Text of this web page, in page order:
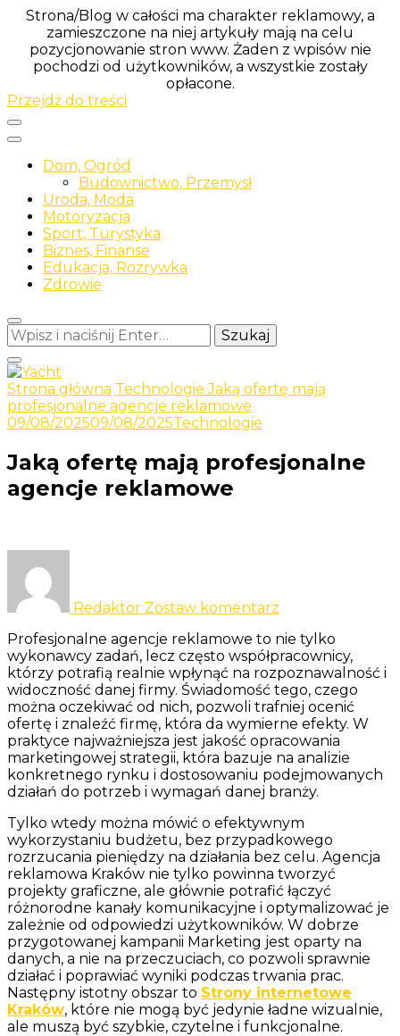
Strona/Blog w całości ma charakter reklamowy, a
zamieszczone na niej artykuły mają na celu
pozycjonowanie stron www. Żaden z wpisów nie
pochodzi od użytkowników, a wszystkie zostały
opłacone.
Przejdź do treści
Dom, Ogród
Budownictwo, Przemysł
Uroda, Moda
Motoryzacja
Sport, Turystyka
Biznes, Finanse
Edukacja, Rozrywka
Zdrowie
Szukasz
czegoś?
Yacht
Odkrywaj nowe i ciekawe informacje
Strona główna TechnologieJaką ofertę mają
profesjonalne agencje reklamowe
09/08/202509/08/2025Technologie
Jaką ofertę mają profesjonalne
agencje reklamowe
Redaktor Zostaw komentarz
agencje
reklamowe
Profesjonalne agencje reklamowe to nie tylko
wykonawcy zadań, lecz często współpracownicy,
którzy potrafią realnie wpłynąć na rozpoznawalność i
widoczność danej firmy. Świadomość tego, czego
można oczekiwać od nich, pozwoli trafniej ocenić
ofertę i znaleźć firmę, która da wymierne efekty. W
praktyce najważniejsza jest jakość opracowania
marketingowej strategii, która bazuje na analizie
konkretnego rynku i dostosowaniu podejmowanych
działań do potrzeb i wymagań danej branży.
Tylko wtedy można mówić o efektywnym
wykorzystaniu budżetu, bez przypadkowego
rozrzucania pieniędzy na działania bez celu. Agencja
reklamowa Kraków nie tylko powinna tworzyć
projekty graficzne, ale głównie potrafić łączyć
różnorodne kanały komunikacyjne i optymalizować je
zależnie od odpowiedzi użytkowników. W dobrze
przygotowanej kampanii Marketing jest oparty na
danych, a nie na przeczuciach, co pozwoli sprawnie
działać i poprawiać wyniki podczas trwania prac.
Następny istotny obszar to Strony internetowe
Kraków, które nie mogą być jedynie ładne wizualnie,
ale muszą być szybkie, czytelne i funkcjonalne.